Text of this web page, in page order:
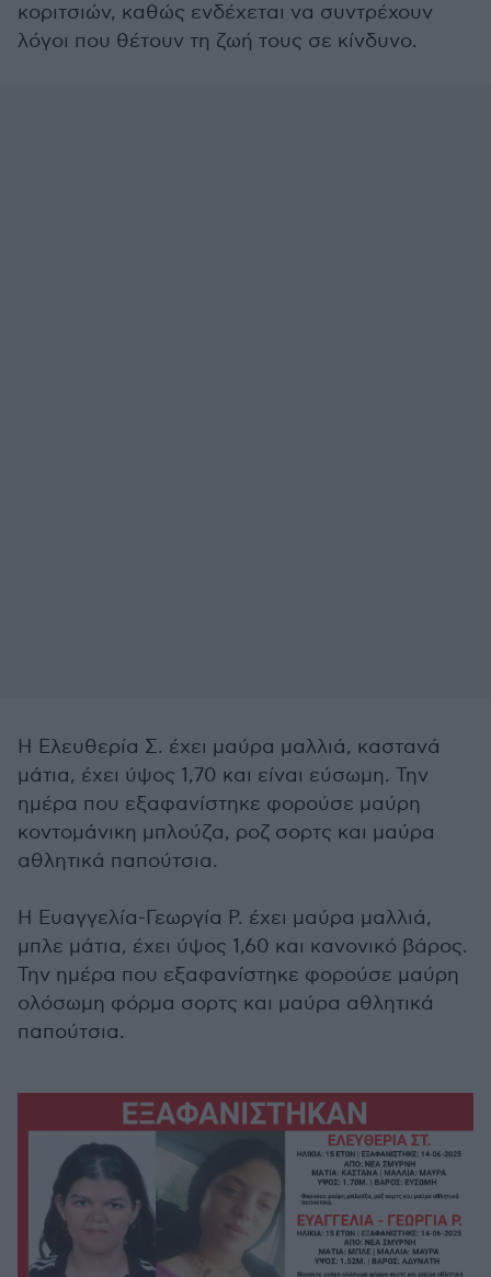
κοριτσιών, καθώς ενδέχεται να συντρέχουν
λόγοι που θέτουν τη ζωή τους σε κίνδυνο.
Η Ελευθερία Σ. έχει μαύρα μαλλιά, καστανά
μάτια, έχει ύψος 1,70 και είναι εύσωμη. Την
ημέρα που εξαφανίστηκε φορούσε μαύρη
κοντομάνικη μπλούζα, ροζ σορτς και μαύρα
αθλητικά παπούτσια.
Η Ευαγγελία-Γεωργία Ρ. έχει μαύρα μαλλιά,
μπλε μάτια, έχει ύψος 1,60 και κανονικό βάρος.
Την ημέρα που εξαφανίστηκε φορούσε μαύρη
ολόσωμη φόρμα σορτς και μαύρα αθλητικά
παπούτσια.